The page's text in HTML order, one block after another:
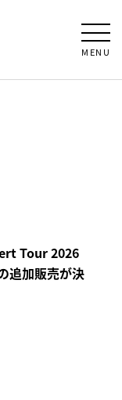
MENU
Tour 2026
追加販売が決